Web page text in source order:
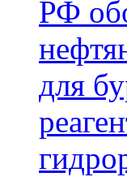
РФ
для